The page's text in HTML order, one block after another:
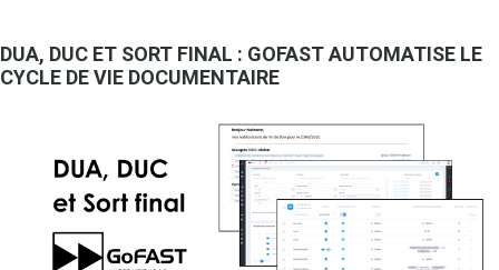
DUA, DUC ET SORT FINAL : GOFAST AUTOMATISE LE
CYCLE DE VIE DOCUMENTAIRE